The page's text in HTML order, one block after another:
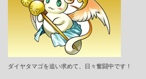
ダイヤタマゴを追い求めて、日々奮闘中です！